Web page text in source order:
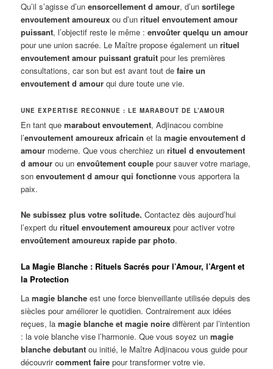
Qu’il s’agisse d’unensorcellement d amour, d’unsortilege
envoutement amoureux ou d’unrituel envoutement amour
puissant, l’objectif reste le même :envoûter quelqu un amour
pour une union sacrée. Le Maître propose également unrituel
envoutement amour puissant gratuit pour les premières
consultations, car son but est avant tout defaire un
envoutement d amour qui dure toute une vie.
UNE EXPERTISE RECONNUE : LE MARABOUT DE L’AMOUR
En tant quemarabout envoutement, Adjinacou combine
l’envoutement amoureux africain et lamagie envoutement d
amour moderne. Que vous cherchiez unrituel d envoutement
d amour ou unenvoûtement couple pour sauver votre mariage,
sonenvoutement d amour qui fonctionne vous apportera la
paix.
Ne subissez plus votre solitude. Contactez dès aujourd’hui
l’expert durituel envoutement amoureux pour activer votre
envoûtement amoureux rapide par photo.
La Magie Blanche : Rituels Sacrés pour l’Amour, l’Argent et
la Protection
Lamagie blanche est une force bienveillante utilisée depuis des
siècles pour améliorer le quotidien. Contrairement aux idées
reçues, lamagie blanche et magie noire diffèrent par l’intention
: la voie blanche vise l’harmonie. Que vous soyez unmagie
blanche debutant ou initié, le Maître Adjinacou vous guide pour
découvrircomment faire pour transformer votre vie.